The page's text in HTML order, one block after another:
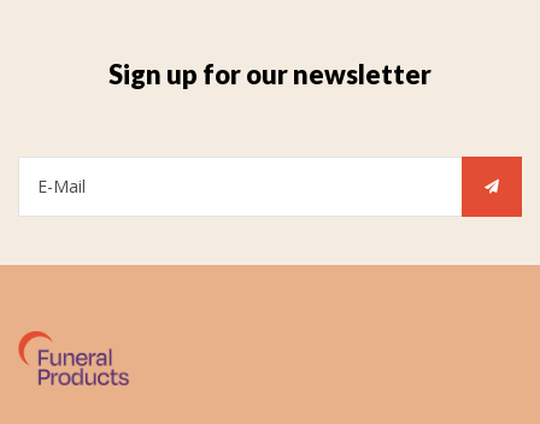
Sign up for our newsletter